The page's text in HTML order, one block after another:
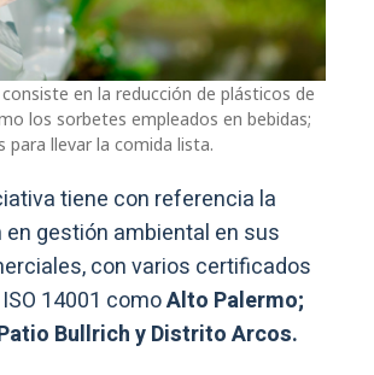
en la reducción de plásticos de
los sorbetes empleados en bebidas;
para llevar la comida lista.
tiene con referencia la
gestión ambiental en sus
con varios certificados
14001 comoAlto Palermo;
Bullrich y Distrito Arcos.